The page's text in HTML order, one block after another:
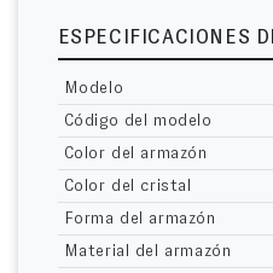
ESPECIFICACIONES
Modelo
Código del modelo
Color del armazón
Color del cristal
Forma del armazón
Material del armazón